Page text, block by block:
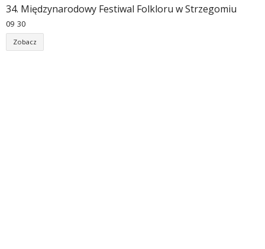
34. Międzynarodowy Festiwal Folkloru w Strzegomiu
09 30
Zobacz